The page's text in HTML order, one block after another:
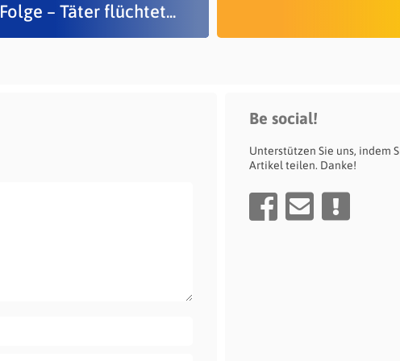
Folge – Täter flüchtet...
Be social!
Unterstützen Sie uns, indem
Artikel teilen. Danke!